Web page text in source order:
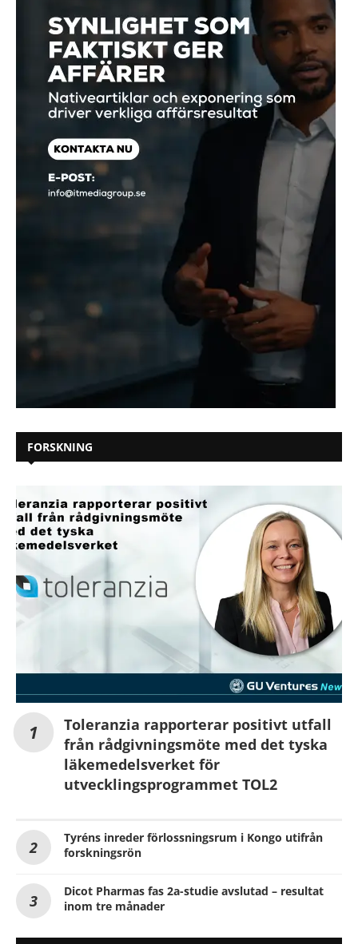
FORSKNING
Toleranzia rapporterar positivt utfall
från rådgivningsmöte med det tyska
läkemedelsverket för
utvecklingsprogrammet TOL2
Tyréns inreder förlossningsrum i Kongo utifrån
forskningsrön
Dicot Pharmas fas 2a-studie avslutad – resultat
inom tre månader